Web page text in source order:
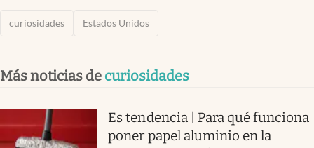
curiosidades Estados Unidos
Más noticias de curiosidades
Es tendencia | Para qué funciona
poner papel aluminio en la